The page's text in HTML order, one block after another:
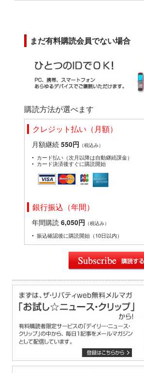
まだ有料購読会員でない場合
購読方法が選べます
クレジット払い（月額）
月額継続 550円 （税込み）
カード払い（次月以降は自動継続課金）
カード決済後すぐに購読開始
銀行振込（年間）
年間購読 6,050円 （税込み）
振込確認後に購読開始（10日以内）